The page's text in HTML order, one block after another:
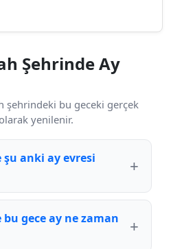
Şehrinde Ay
şehrindeki bu geceki gerçek
yenilenir.
anki ay evresi
gece ay ne zaman